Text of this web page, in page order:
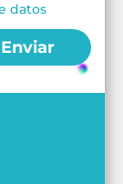
datos
Enviar